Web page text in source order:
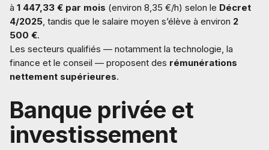
à 1 447,33 € par mois (environ 8,35 €/h) selon le Décret
4/2025, tandis que le salaire moyen s’élève à environ 2
500 €.
Les secteurs qualifiés — notamment la technologie, la
finance et le conseil — proposent des rémunérations
nettement supérieures.
Banque privée et
investissement